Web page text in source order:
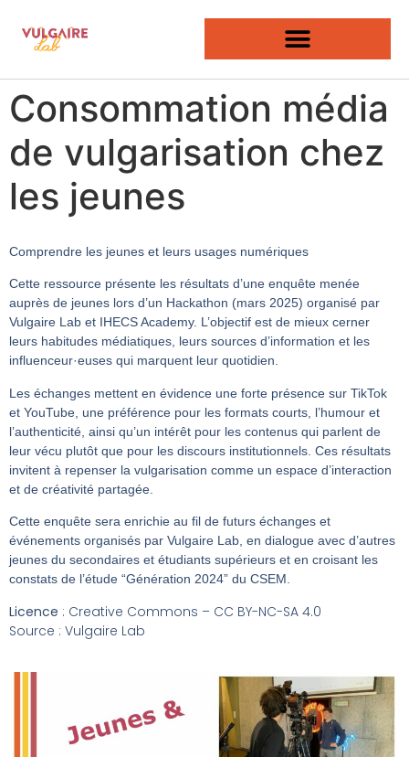
Consommation média
de vulgarisation chez
les jeunes
Comprendre les jeunes et leurs usages numériques
Cette ressource présente les résultats d’une enquête menée
auprès de jeunes lors d’un Hackathon (mars 2025) organisé par
Vulgaire Lab et IHECS Academy. L’objectif est de mieux cerner
leurs habitudes médiatiques, leurs sources d’information et les
influenceur·euses qui marquent leur quotidien.
Les échanges mettent en évidence une forte présence sur TikTok
et YouTube, une préférence pour les formats courts, l’humour et
l’authenticité, ainsi qu’un intérêt pour les contenus qui parlent de
leur vécu plutôt que pour les discours institutionnels. Ces résultats
invitent à repenser la vulgarisation comme un espace d’interaction
et de créativité partagée.
Cette enquête sera enrichie au fil de futurs échanges et
événements organisés par Vulgaire Lab, en dialogue avec d’autres
jeunes du secondaires et étudiants supérieurs et en croisant les
constats de l’étude “Génération 2024” du CSEM.
Licence : Creative Commons – CC BY-NC-SA 4.0
Source : Vulgaire Lab